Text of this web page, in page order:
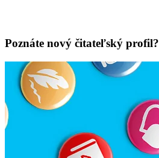
Poznáte nový čitateľský profil?